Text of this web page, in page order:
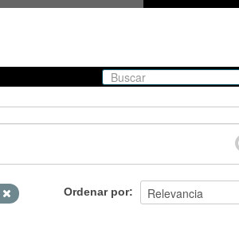
Ordenar por